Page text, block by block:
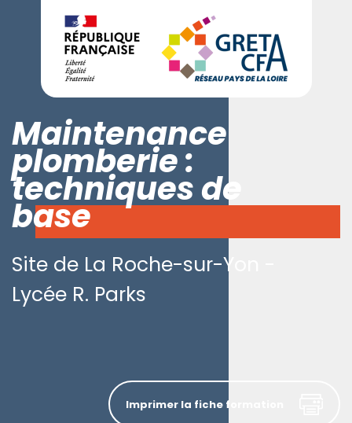
Maintenance
plomberie :
techniques de
base
Site de La Roche-sur-Yon -
Lycée R. Parks
Imprimer la fiche formation